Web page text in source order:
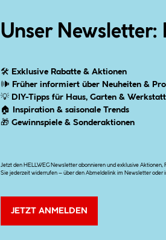
Unser Newsletter:
🛠 Exklusive Rabatte & Aktionen
🕪 Früher informiert über Neuheiten &
💡 DIY-Tipps für Haus, Garten & Werkstatt
🏠
Inspiration & saisonale Trends
🎁Gewinnspiele & Sonderaktionen
Jetzt den HELLWEG Newsletter abonnieren und exklusive
Sie jederzeit widerrufen – über den Abmeldelink im Newsletter oder
JETZT ANMELDEN